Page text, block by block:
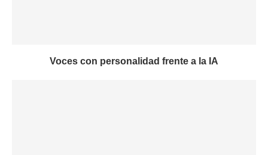
Voces con personalidad frente a la IA